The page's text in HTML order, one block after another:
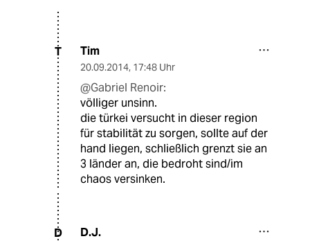
T Tim
20.09.2014, 17:48 Uhr
@Gabriel Renoir:
völliger unsinn.
die türkei versucht in dieser region
für stabilität zu sorgen, sollte auf der
hand liegen, schließlich grenzt sie an
3 länder an, die bedroht sind/im
chaos versinken.
D D.J.